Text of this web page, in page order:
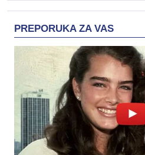
PREPORUKA ZA VAS